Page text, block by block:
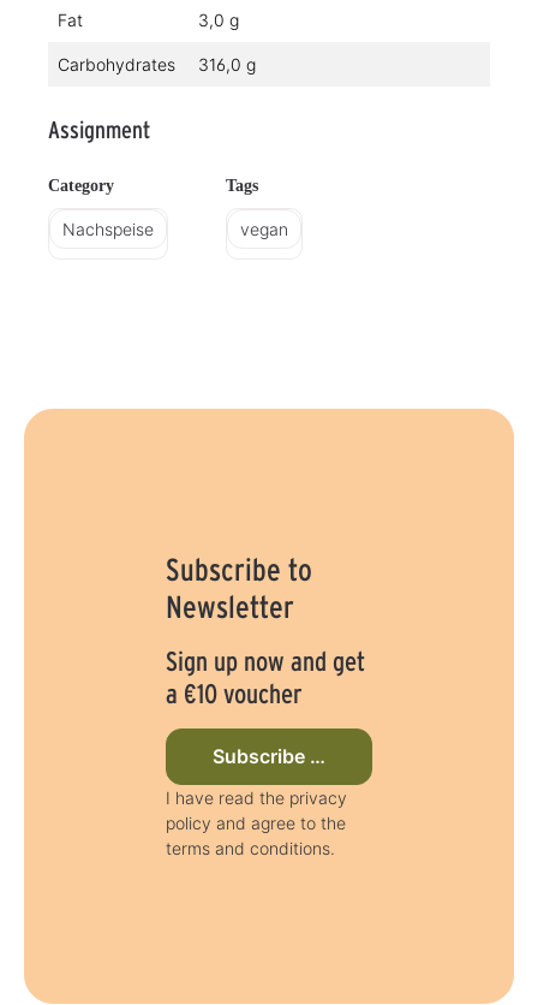
Fat 3,0 g
Carbohydrates 316,0 g
Assignment
Category
Nachspeise
Tags
vegan
Subscribe to
Newsletter
Sign up now and get
a €10 voucher
Subscribe to newsletter now
I have read the privacy
policy and agree to the
terms and conditions.